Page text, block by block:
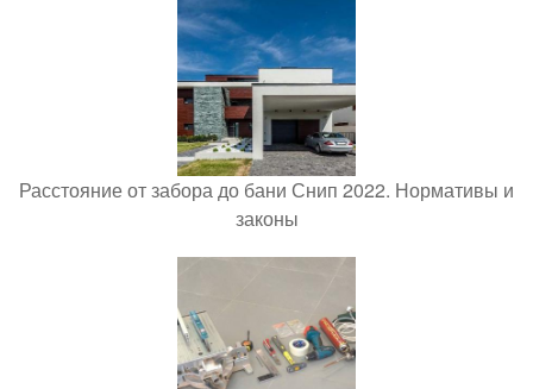
Расстояние от забора до бани Снип 2022. Нормативы и
законы